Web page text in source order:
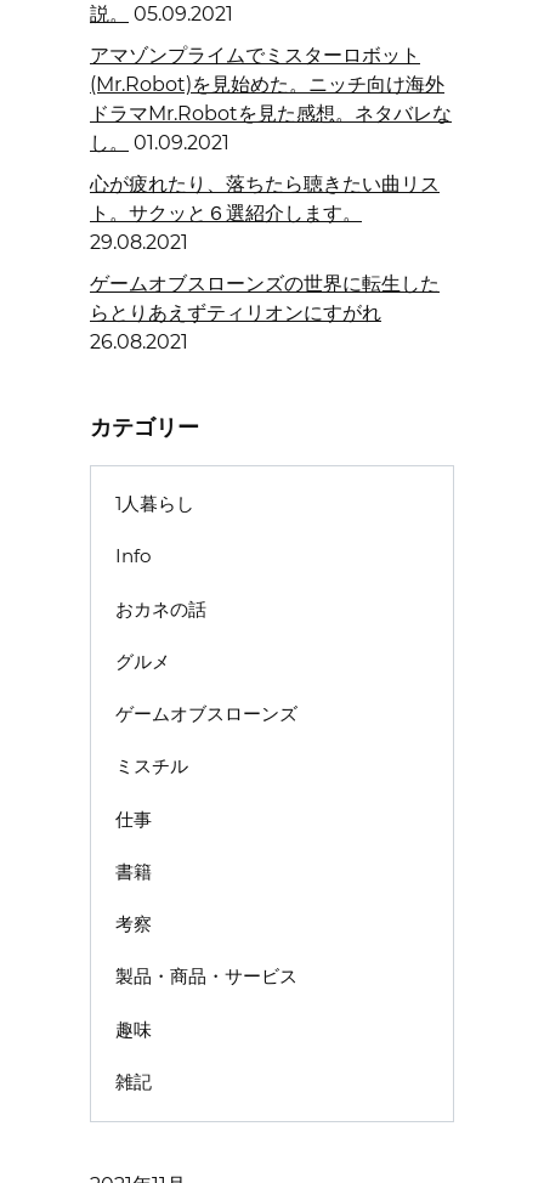
説。
05.09.2021
アマゾンプライムでミスターロボット
(Mr.Robot)を見始めた。ニッチ向け海外
ドラマMr.Robotを見た感想。ネタバレな
し。
01.09.2021
心が疲れたり、落ちたら聴きたい曲リス
ト。サクッと６選紹介します。
29.08.2021
ゲームオブスローンズの世界に転生した
らとりあえずティリオンにすがれ
26.08.2021
カテゴリー
1人暮らし
Info
おカネの話
グルメ
ゲームオブスローンズ
ミスチル
仕事
書籍
考察
製品・商品・サービス
趣味
雑記